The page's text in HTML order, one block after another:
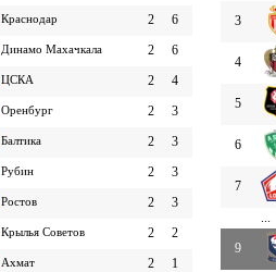
Краснодар 2
6
Динамо Махачкала 2
6
ЦСКА 2
4
Оренбург 2
3
Балтика 2
3
Рубин 2
3
Ростов 2
3
Крылья Советов 2
2
Ахмат 2
1
3
4
5
6
7
...
9